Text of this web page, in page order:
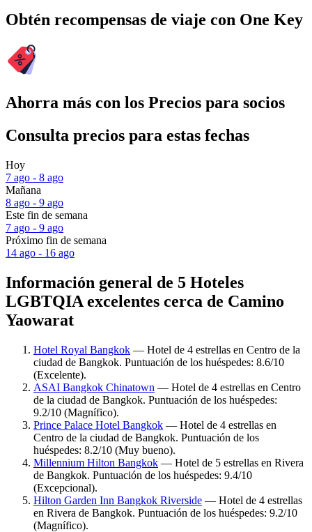
Obtén recompensas de viaje con One Key
Ahorra más con los Precios para socios
Consulta precios para estas fechas
Hoy
7 ago - 8 ago
Mañana
8 ago - 9 ago
Este fin de semana
7 ago - 9 ago
Próximo fin de semana
14 ago - 16 ago
Información general de 5 Hoteles
LGBTQIA excelentes cerca de Camino
Yaowarat
Hotel Royal Bangkok — Hotel de 4 estrellas en Centro de la
ciudad de Bangkok. Puntuación de los huéspedes: 8.6/10
(Excelente).
ASAI Bangkok Chinatown — Hotel de 4 estrellas en Centro
de la ciudad de Bangkok. Puntuación de los huéspedes:
9.2/10 (Magnífico).
Prince Palace Hotel Bangkok — Hotel de 4 estrellas en
Centro de la ciudad de Bangkok. Puntuación de los
huéspedes: 8.2/10 (Muy bueno).
Millennium Hilton Bangkok — Hotel de 5 estrellas en Rivera
de Bangkok. Puntuación de los huéspedes: 9.4/10
(Excepcional).
Hilton Garden Inn Bangkok Riverside — Hotel de 4 estrellas
en Rivera de Bangkok. Puntuación de los huéspedes: 9.2/10
(Magnífico).